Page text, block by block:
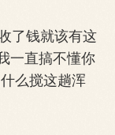
了钱就该有这
一直搞不懂你
么搅这趟浑